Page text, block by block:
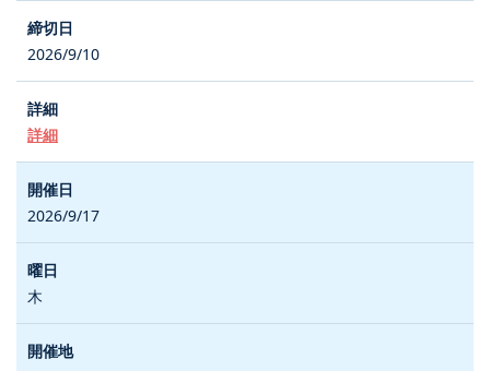
2026/9/10
詳細
2026/9/17
木